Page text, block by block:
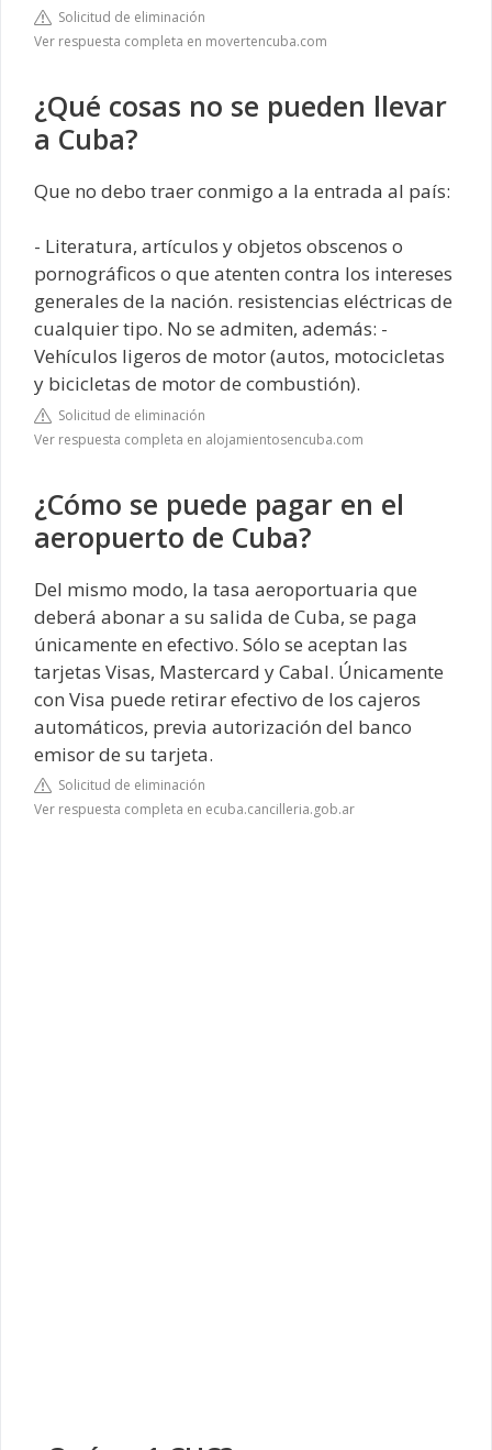
Solicitud de eliminación
Ver respuesta completa en movertencuba.com
¿Qué cosas no se pueden llevar
a Cuba?
Que no debo traer conmigo a la entrada al país:
- Literatura, artículos y objetos obscenos o
pornográficos o que atenten contra los intereses
generales de la nación. resistencias eléctricas de
cualquier tipo. No se admiten, además: -
Vehículos ligeros de motor (autos, motocicletas
y bicicletas de motor de combustión).
Solicitud de eliminación
Ver respuesta completa en alojamientosencuba.com
¿Cómo se puede pagar en el
aeropuerto de Cuba?
Del mismo modo, la tasa aeroportuaria que
deberá abonar a su salida de Cuba, se paga
únicamente en efectivo. Sólo se aceptan las
tarjetas Visas, Mastercard y Cabal. Únicamente
con Visa puede retirar efectivo de los cajeros
automáticos, previa autorización del banco
emisor de su tarjeta.
Solicitud de eliminación
Ver respuesta completa en ecuba.cancilleria.gob.ar